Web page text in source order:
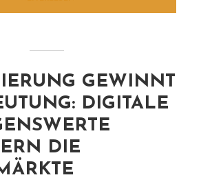
GEWINNT
DIGITALE
DIE